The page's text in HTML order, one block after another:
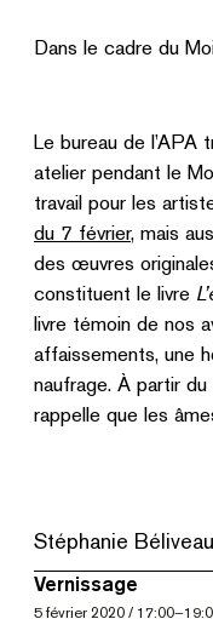
Dans le cadre du
Le bureau de l’APA
atelier pendant le
travail pour les
du 7 février, mais
des œuvres
constituent le livre
livre témoin de nos
affaissements, une
naufrage. À partir
rappelle que les
Stéphanie Béliveau
Vernissage
5 février 2020 / 17:00–